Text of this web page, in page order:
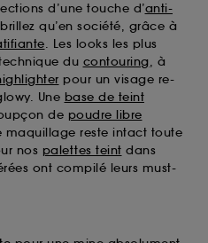
d’une touche d’anti-
qu’en société, grâce à
. Les looks les plus
du contouring, à
pour un visage re-
Une base de teint
de poudre libre
reste intact toute
nos palettes teint dans
ont compilé leurs must-